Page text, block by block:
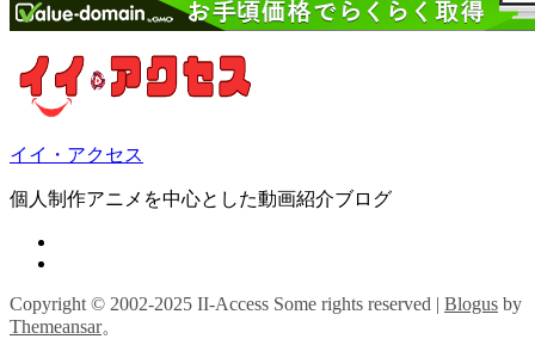
イイ・アクセス
個人制作アニメを中心とした動画紹介ブログ
Copyright © 2002-2025 II-Access Some rights reserved | Blogus by
Themeansar。